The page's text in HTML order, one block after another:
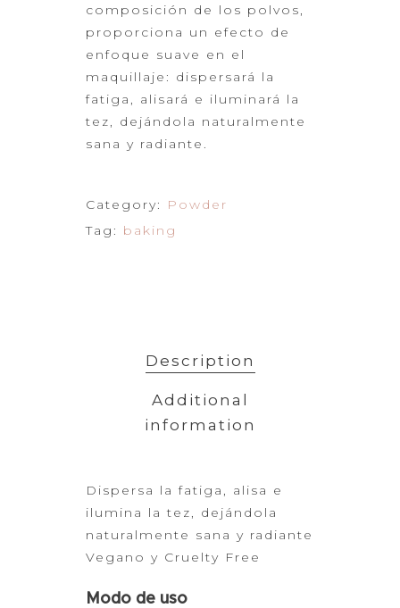
composición de los polvos,
proporciona un efecto de
enfoque suave en el
maquillaje: dispersará la
fatiga, alisará e iluminará la
tez, dejándola naturalmente
sana y radiante.
Category:
Powder
Tag: baking
Description
Additional
information
Dispersa la fatiga, alisa e
ilumina la tez, dejándola
naturalmente sana y radiante
Vegano y Cruelty Free
Modo de uso